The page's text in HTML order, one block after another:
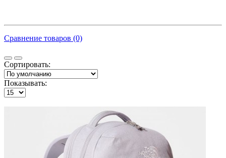
Сравнение товаров (0)
Сортировать:
Показывать: